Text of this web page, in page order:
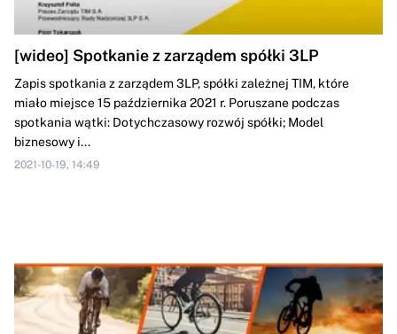
[wideo] Spotkanie z zarządem spółki 3LP
Zapis spotkania z zarządem 3LP, spółki zależnej TIM, które
miało miejsce 15 października 2021 r. Poruszane podczas
spotkania wątki: Dotychczasowy rozwój spółki; Model
biznesowy i...
2021-10-19, 14:49